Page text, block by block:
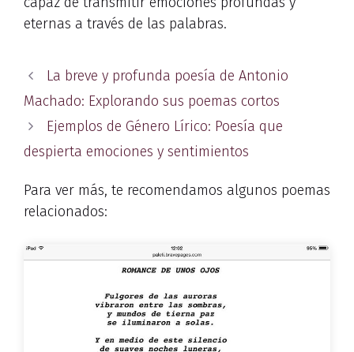
eternas a través de las palabras.
La breve y profunda poesía de Antonio
Machado: Explorando sus poemas cortos
Ejemplos de Género Lírico: Poesía que
despierta emociones y sentimientos
Para ver más, te recomendamos algunos poemas
relacionados: